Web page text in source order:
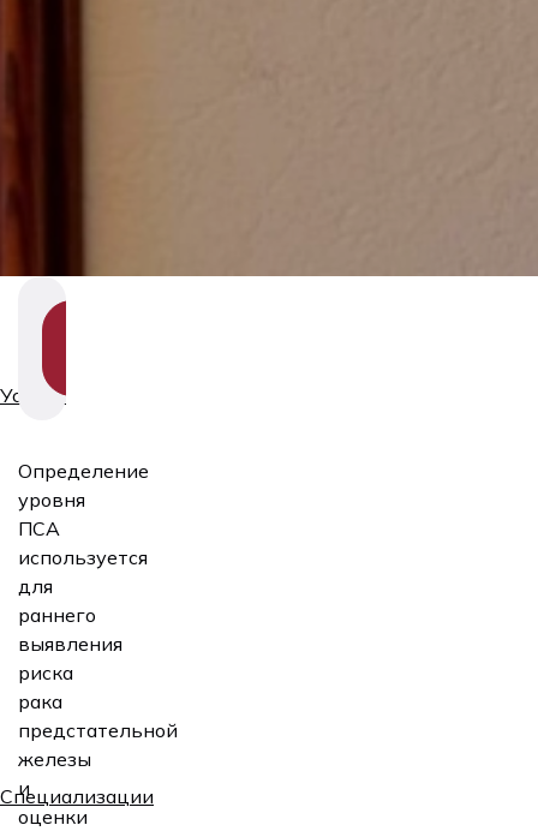
Услуги
Специализации
Определение
уровня
ПСА
используется
для
раннего
выявления
риска
рака
предстательной
железы
и
оценки